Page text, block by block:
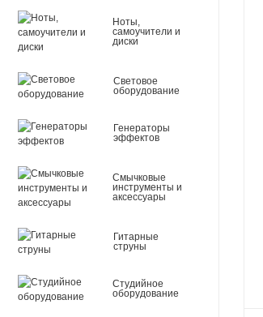
Ноты,
самоучители и
диски
Световое
оборудование
Генераторы
эффектов
Смычковые
инструменты и
аксессуары
Гитарные
струны
Студийное
оборудование